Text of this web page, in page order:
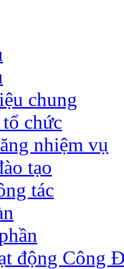
chung
chức
nhiệm vụ
tạo
tác
động Công